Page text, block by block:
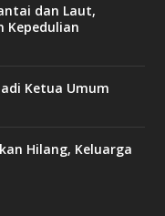
dan Laut,
Kepedulian
Ketua Umum
Hilang, Keluarga